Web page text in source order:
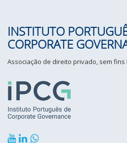
INSTITUTO
CORPORATE
Associação de direito privado, sem fins